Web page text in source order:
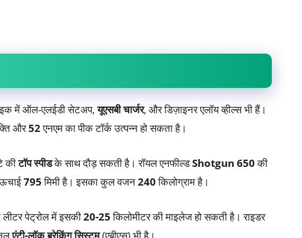
में ऑल-एलईडी सेटअप,यूएसबी चार्जर, और डिज़ाइनर एलॉय व्हील्स भी हैं।
और52एनएम का पीक टॉर्क उत्पन्न हो सकता है।
कीटॉप स्पीडके साथ दौड़ सकती है। रॉयल एनफील्डShotgun 650की
795मिमी है। इसका कुल वजन240किलोग्राम है।
पेट्रोल में इसकी20-25किलोमीटर की माइलेज हो सकती है। राइडर